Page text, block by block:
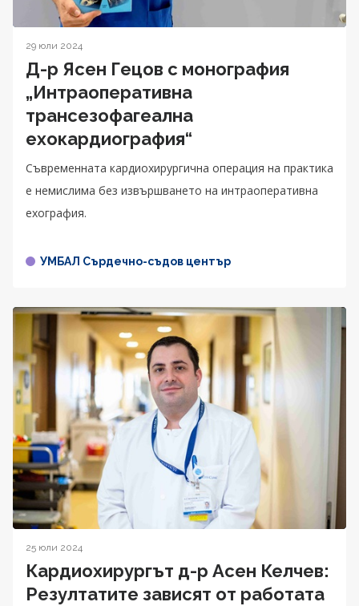
29 юли 2024
Д-р Ясен Гецов с монография
„Интраоперативна
трансезофагеална
ехокардиография“
Съвременната кардиохирургична операция на практика
е немислима без извършването на интраоперативна
ехография.
УМБАЛ Сърдечно-съдов център
25 юли 2024
Кардиохирургът д-р Асен Келчев:
Резултатите зависят от работата